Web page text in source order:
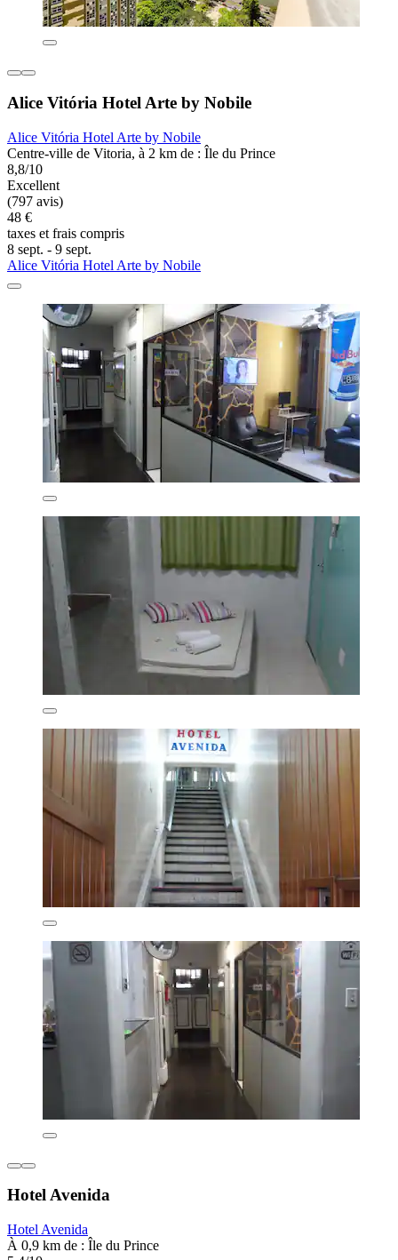
Alice Vitória Hotel Arte by Nobile
Alice Vitória Hotel Arte by Nobile
Centre-ville de Vitoria, à 2 km de : Île du Prince
8,8/10
Excellent
(797 avis)
48 €
taxes et frais compris
8 sept. - 9 sept.
Alice Vitória Hotel Arte by Nobile
Hotel Avenida
Hotel Avenida
À 0,9 km de : Île du Prince